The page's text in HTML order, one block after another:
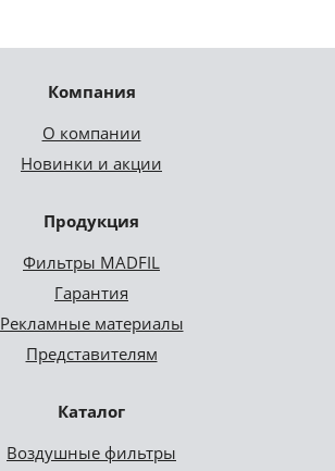
Компания
О компании
Новинки и акции
Продукция
Фильтры MADFIL
Гарантия
Рекламные материалы
Представителям
Каталог
Воздушные фильтры